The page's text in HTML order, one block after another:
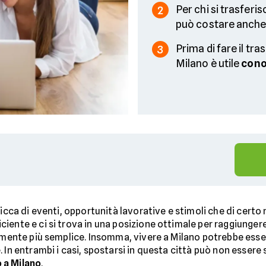
2
Per chi si
può costare
3
Prima di fare il
Milano è utile
di eventi, opportunità lavorative e stimoli che di certo
e ci si trova in una posizione ottimale per
più semplice. Insomma, vivere a Milano potrebbe
entrambi i casi, spostarsi in questa città può non
Milano.